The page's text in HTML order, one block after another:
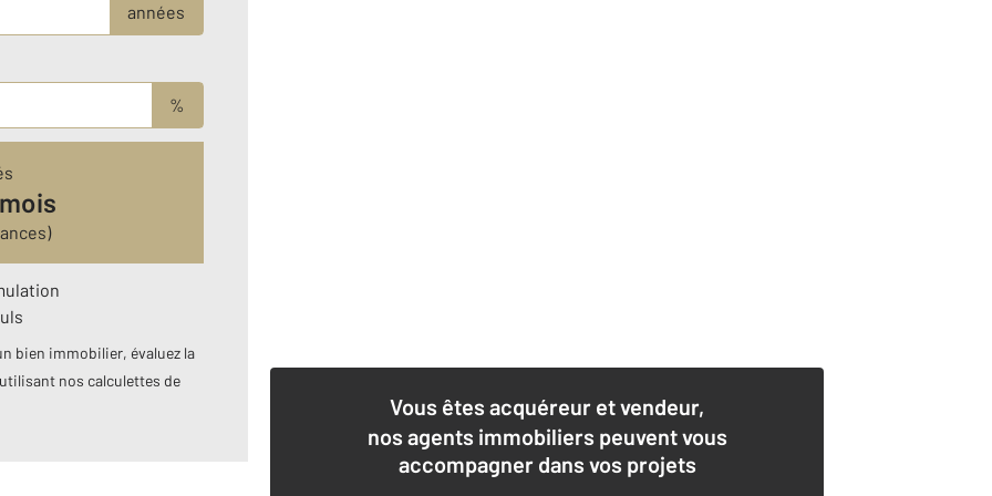
années
%
bien immobilier, évaluez la
nos calculettes de
Vous êtes acquéreur et vendeur,
nos agents immobiliers peuvent vous
accompagner dans vos projets